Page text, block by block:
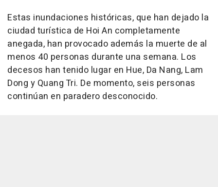
Estas inundaciones históricas, que han dejado la
ciudad turística de Hoi An completamente
anegada, han provocado además la muerte de al
menos 40 personas durante una semana. Los
decesos han tenido lugar en Hue, Da Nang, Lam
Dong y Quang Tri. De momento, seis personas
continúan en paradero desconocido.